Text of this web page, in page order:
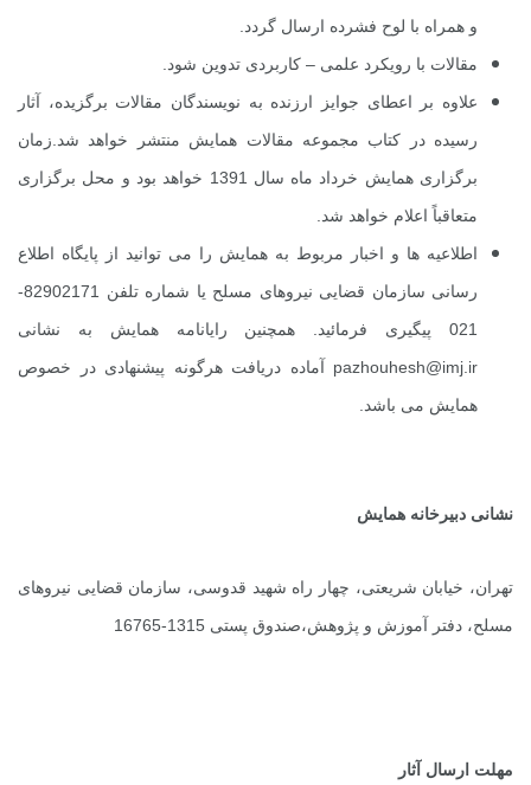
و همراه با لوح فشرده ارسال گردد.
مقالات با رویکرد علمی – کاربردی تدوین شود.
علاوه بر اعطای جوایز ارزنده به نویسندگان مقالات برگزیده، آثار
رسیده در کتاب مجموعه مقالات همایش منتشر خواهد شد.زمان
برگزاری همایش خرداد ماه سال 1391 خواهد بود و محل برگزاری
متعاقباً اعلام خواهد شد.
اطلاعیه ها و اخبار مربوط به همایش را می توانید از پایگاه اطلاع
رسانی سازمان قضایی نیروهای مسلح یا شماره تلفن 82902171-
021 پیگیری فرمائید. همچنین رایانامه همایش به نشانی
pazhouhesh@imj.ir آماده دریافت هرگونه پیشنهادی در خصوص
همایش می باشد.
نشانی دبیرخانه همایش
تهران، خیابان شریعتی، چهار راه شهید قدوسی، سازمان قضایی نیروهای
مسلح، دفتر آموزش و پژوهش،صندوق پستی 1315-16765
مهلت ارسال آثار